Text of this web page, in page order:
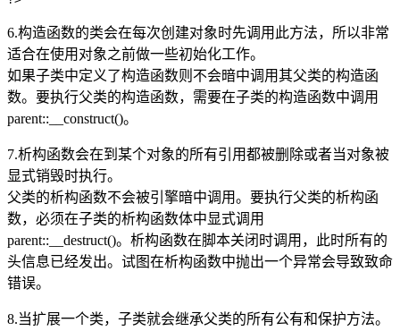
6.构造函数的类会在每次创建对象时先调用此方法，所以非常
适合在使用对象之前做一些初始化工作。
如果子类中定义了构造函数则不会暗中调用其父类的构造函
数。要执行父类的构造函数，需要在子类的构造函数中调用
parent::__construct()。
7.析构函数会在到某个对象的所有引用都被删除或者当对象被
显式销毁时执行。
父类的析构函数不会被引擎暗中调用。要执行父类的析构函
数，必须在子类的析构函数体中显式调用
parent::__destruct()。析构函数在脚本关闭时调用，此时所有的
头信息已经发出。试图在析构函数中抛出一个异常会导致致命
错误。
8.当扩展一个类，子类就会继承父类的所有公有和保护方法。